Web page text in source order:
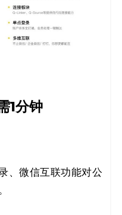
1分钟
、微信互联功能对公